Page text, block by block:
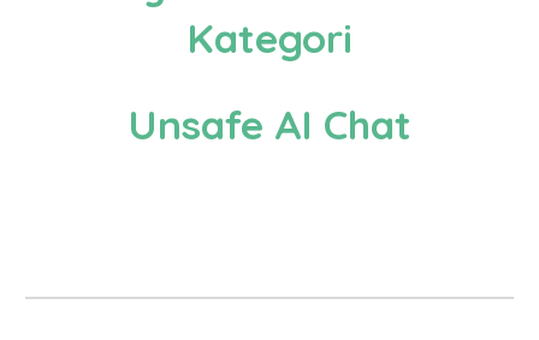
Kategori
Unsafe AI Chat